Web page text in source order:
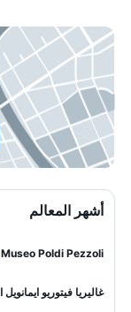
أشهر المعالم
Museo Poldi Pezzoli
غاليريا فيتوريو ايمانويل